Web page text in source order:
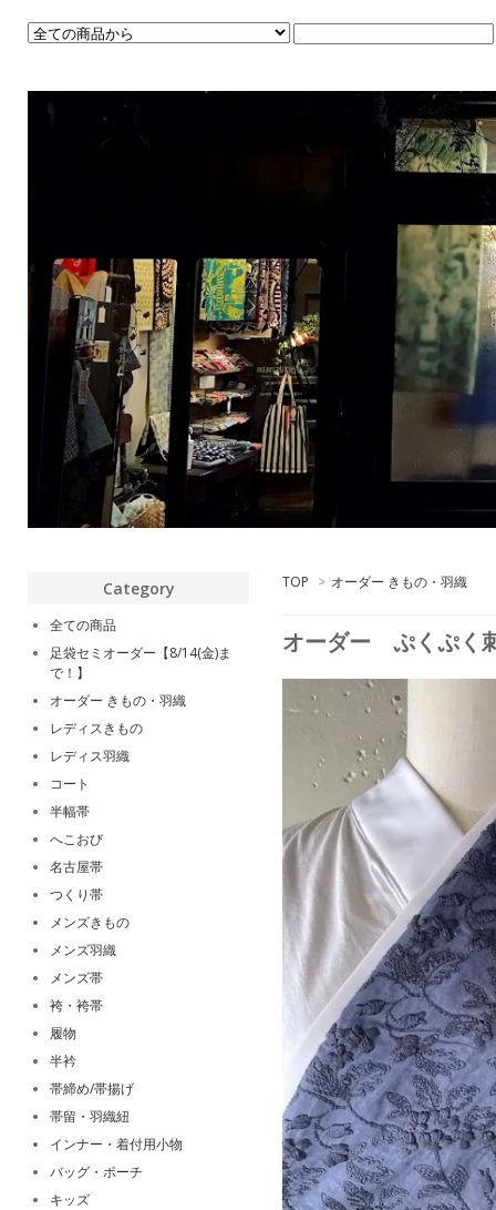
TOP > オーダー きもの・羽織
オーダー ぷくぷく
Category
全ての商品
足袋セミオーダー【8/14(金)ま
で！】
オーダー きもの・羽織
レディスきもの
レディス羽織
コート
半幅帯
へこおび
名古屋帯
つくり帯
メンズきもの
メンズ羽織
メンズ帯
袴・袴帯
履物
半衿
帯締め/帯揚げ
帯留・羽織紐
インナー・着付用小物
バッグ・ポーチ
キッズ